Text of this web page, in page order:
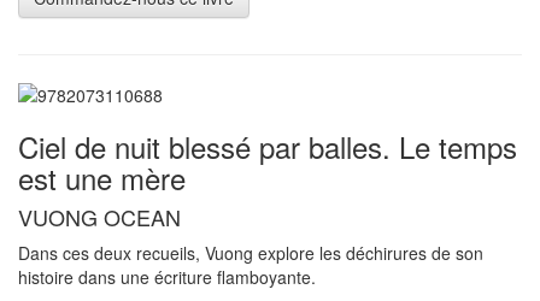
Ciel de nuit blessé par balles. Le temps
est une mère
VUONG OCEAN
Dans ces deux recueils, Vuong explore les déchirures de son
histoire dans une écriture flamboyante.